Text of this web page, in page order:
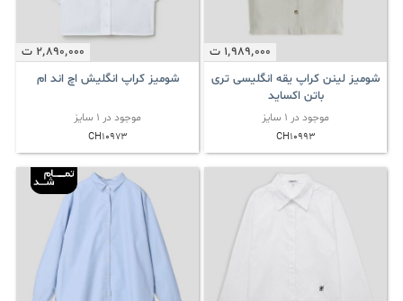
1٬989٬000 ت
شومیز لینن کراپ یقه انگلیسی تری
باتن اکساید
موجود در 1 سایز
CH10993
2٬890٬000 ت
شومیز کراپ انگلیش اچ اند ام
موجود در 1 سایز
CH10973